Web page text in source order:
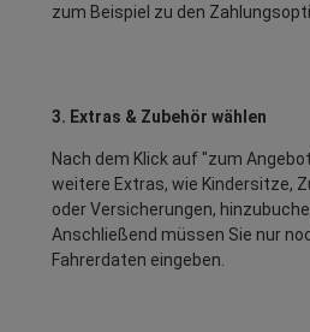
zum Beispiel zu den
3. Extras & Zubehör wählen
Nach dem Klick auf "zum
weitere Extras, wie Kindersitze,
oder Versicherungen,
Anschließend müssen Sie nur
Fahrerdaten eingeben.